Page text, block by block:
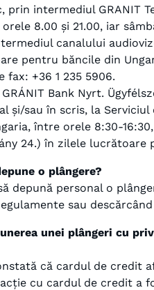
intermediul GRANIT
8.00 și 21.00, iar
canalului
pentru băncile din
fax: +36 1 235 5906.
Bank Nyrt.
și/sau în scris, la
între orele 8:30-
24.) în zilele
o plângere?
depună personal o
sau
unei plângeri cu
că cardul de
cu cardul de credit